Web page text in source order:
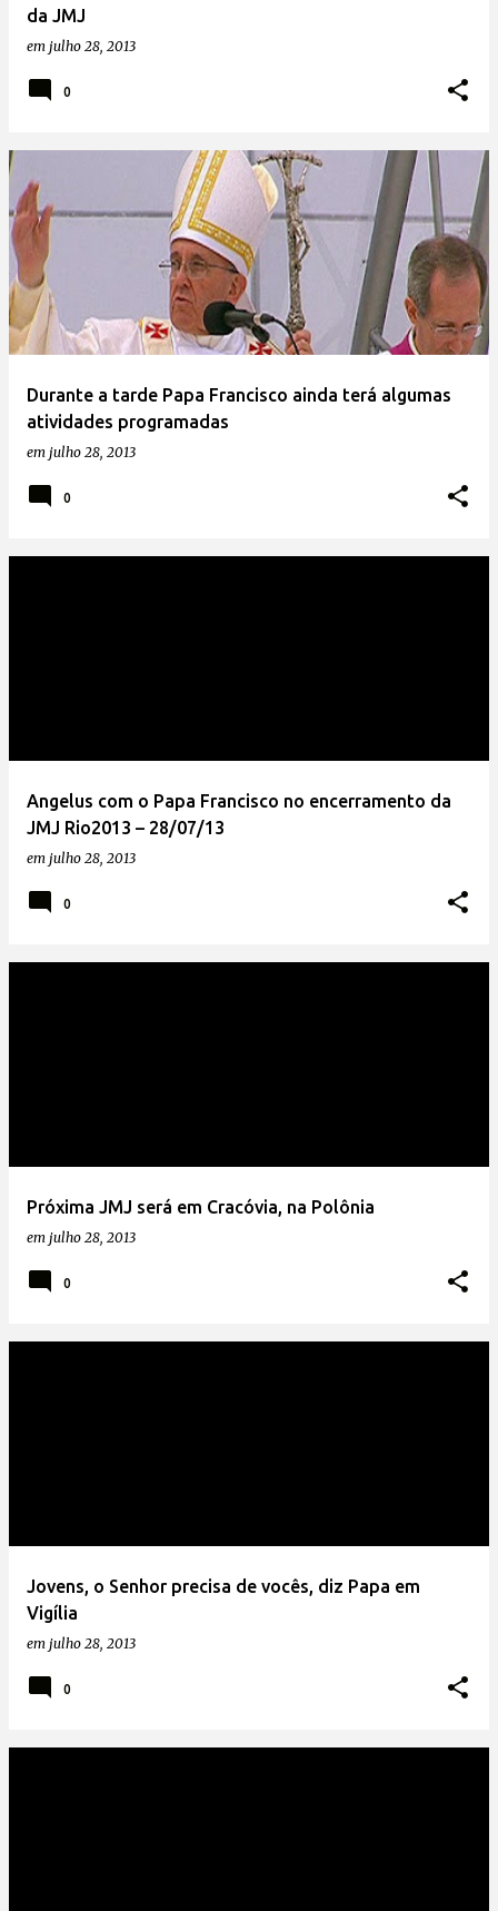
da JMJ
em julho 28, 2013
0
Durante a tarde Papa Francisco ainda terá algumas
atividades programadas
em julho 28, 2013
0
Angelus com o Papa Francisco no encerramento da
JMJ Rio2013 – 28/07/13
em julho 28, 2013
0
Próxima JMJ será em Cracóvia, na Polônia
em julho 28, 2013
0
Jovens, o Senhor precisa de vocês, diz Papa em
Vigília
em julho 28, 2013
0